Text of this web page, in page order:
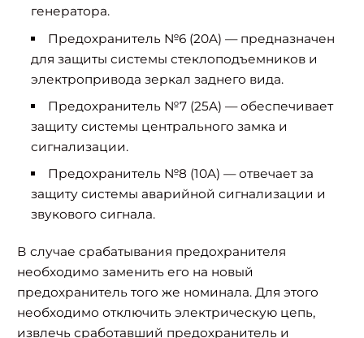
генератора.
Предохранитель №6 (20A) — предназначен
для защиты системы стеклоподъемников и
электропривода зеркал заднего вида.
Предохранитель №7 (25A) — обеспечивает
защиту системы центрального замка и
сигнализации.
Предохранитель №8 (10A) — отвечает за
защиту системы аварийной сигнализации и
звукового сигнала.
В случае срабатывания предохранителя
необходимо заменить его на новый
предохранитель того же номинала. Для этого
необходимо отключить электрическую цепь,
извлечь сработавший предохранитель и